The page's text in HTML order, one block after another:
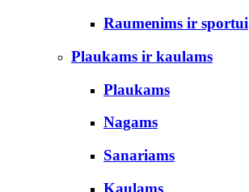
Raumenims ir sportui
Plaukams ir kaulams
Plaukams
Nagams
Sanariams
Kaulams